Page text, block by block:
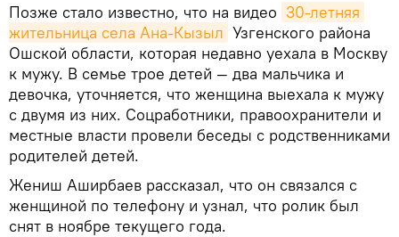
Позже стало известно, что на видео 30-летняя
жительница села Ана-Кызыл Узгенского района
Ошской области, которая недавно уехала в Москву
к мужу. В семье трое детей — два мальчика и
девочка, уточняется, что женщина выехала к мужу
с двумя из них. Соцработники, правоохранители и
местные власти провели беседы с родственниками
родителей детей.
Жениш Аширбаев рассказал, что он связался с
женщиной по телефону и узнал, что ролик был
снят в ноябре текущего года.